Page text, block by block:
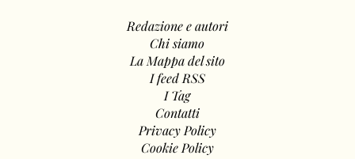
Redazione e autori
Chi siamo
La Mappa del sito
I feed RSS
I Tag
Contatti
Privacy Policy
Cookie Policy